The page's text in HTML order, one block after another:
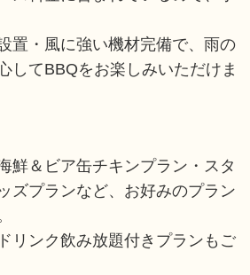
置・風に強い機材完備で、雨の
してBBQをお楽しみいただけま
鮮＆ビア缶チキンプラン・スタ
ズプランなど、お好みのプラン
リンク飲み放題付きプランもご